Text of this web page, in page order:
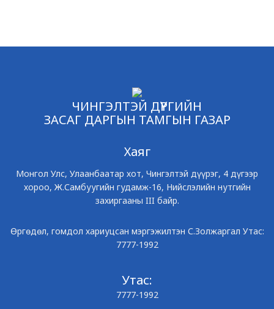
ЧИНГЭЛТЭЙ ДҮҮРГИЙН
ЗАСАГ ДАРГЫН ТАМГЫН ГАЗАР
Хаяг
Монгол Улс, Улаанбаатар хот, Чингэлтэй дүүрэг, 4 дүгээр
хороо, Ж.Самбуугийн гудамж-16, Нийслэлийн нутгийн
захиргааны III байр.
Өргөдөл, гомдол хариуцсан мэргэжилтэн С.Золжаргал Утас:
7777-1992
Утас:
7777-1992